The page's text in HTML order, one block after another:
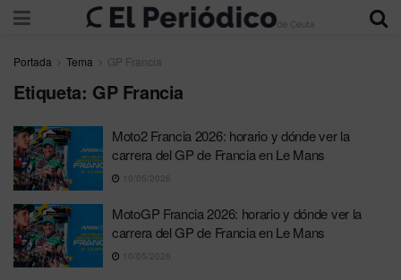
Portada Tema GP Francia
Etiqueta: GP Francia
Moto2 Francia 2026: horario y dónde ver la
carrera del GP de Francia en Le Mans
10/05/2026
MotoGP Francia 2026: horario y dónde ver la
carrera del GP de Francia en Le Mans
10/05/2026